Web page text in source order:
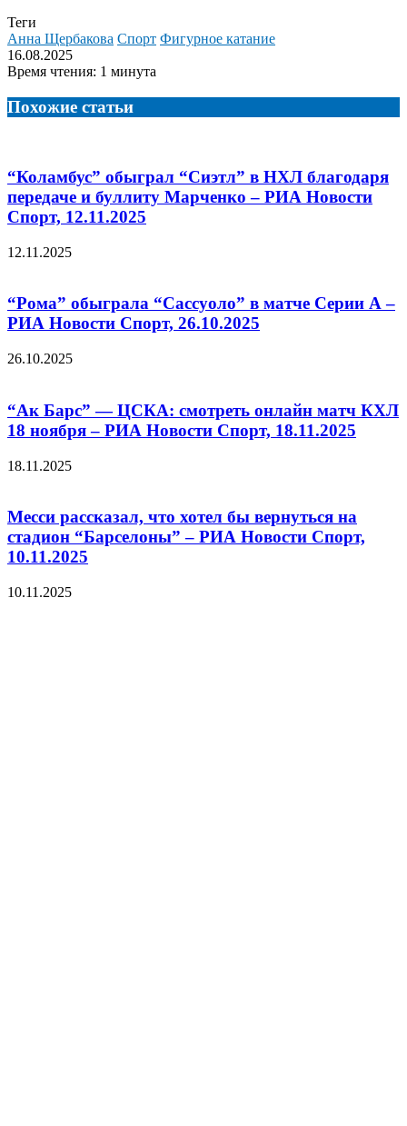
Теги
Анна Щербакова Спорт Фигурное катание
16.08.2025
Время чтения: 1 минута
Похожие статьи
“Коламбус” обыграл “Сиэтл” в НХЛ благодаря
передаче и буллиту Марченко – РИА Новости
Спорт, 12.11.2025
12.11.2025
“Рома” обыграла “Сассуоло” в матче Серии А –
РИА Новости Спорт, 26.10.2025
26.10.2025
“Ак Барс” — ЦСКА: смотреть онлайн матч КХЛ
18 ноября – РИА Новости Спорт, 18.11.2025
18.11.2025
Месси рассказал, что хотел бы вернуться на
стадион “Барселоны” – РИА Новости Спорт,
10.11.2025
10.11.2025